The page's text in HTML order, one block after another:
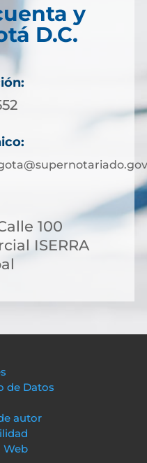
y
D.C.
100
ISERRA
de Datos
autor
Web